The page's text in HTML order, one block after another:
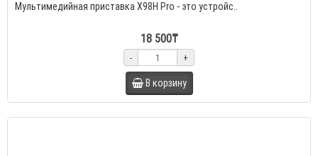
Мультимедийная приставка X98H Pro - это устройс..
18 500₸
- +
В корзину